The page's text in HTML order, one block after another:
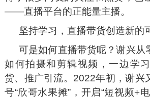
——直播平台的正能量主播。
坚持学习，直播带货创造新的
可是如何直播带货呢？谢兴从
如何拍摄和剪辑视频，一边学
货、推广引流。2022年初，谢兴
号“欣哥水果摊”，开启“短视频+